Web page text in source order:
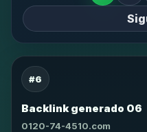
#6
Backlink generado 06
0120-74-4510.com